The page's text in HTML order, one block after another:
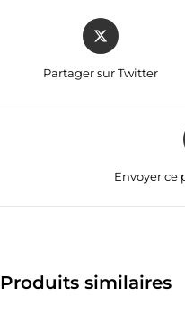
Partager sur Twitter
Envoyer ce
Produits similaires